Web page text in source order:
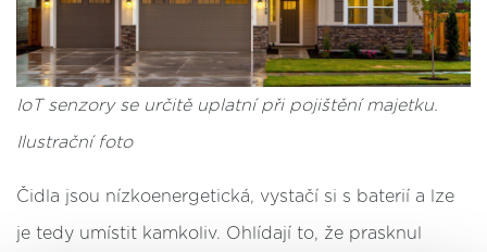
IoT senzory se určitě uplatní při pojištění majetku.
Ilustrační foto
Čidla jsou nízkoenergetická, vystačí si s baterií a lze
je tedy umístit kamkoliv. Ohlídají to, že prasknul